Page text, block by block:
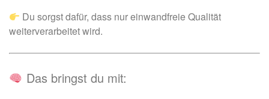
Du sorgst dafür, dass nur einwandfreie Qualität
weiterverarbeitet wird.
Das bringst du mit: